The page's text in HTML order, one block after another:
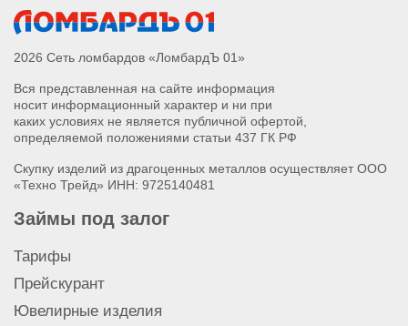
2026 Сеть ломбардов «ЛомбардЪ 01»
Вся представленная на сайте информация
носит информационный характер и ни при
каких условиях не является публичной офертой,
определяемой положениями статьи 437 ГК РФ
Скупку изделий из драгоценных металлов осуществляет ООО
«Техно Трейд» ИНН: 9725140481
Займы под залог
Тарифы
Прейскурант
Ювелирные изделия